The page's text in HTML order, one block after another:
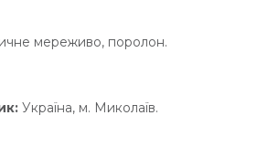
мереживо, поролон.
Україна, м. Миколаїв.